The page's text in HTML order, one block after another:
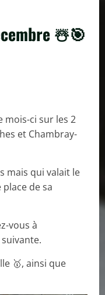
☃️🎯
mois-ci sur les 2
et Chambray-
mais qui valait le
de sa
vous à
🥇, ainsi que